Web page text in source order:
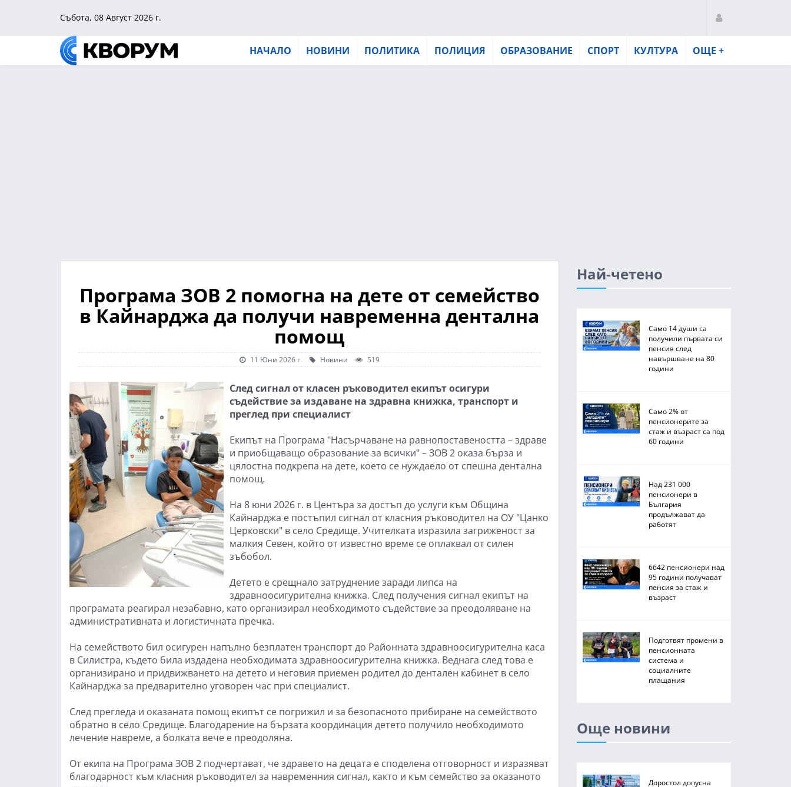
Събота, 08 Август 2026 г.
НАЧАЛО НОВИНИ ПОЛИТИКА ПОЛИЦИЯ ОБРАЗОВАНИЕ СПОРТ КУЛТУРА ОЩЕ +
Програма ЗОВ 2 помогна на дете от семейство
в Кайнарджа да получи навременна дентална
помощ
11 Юни 2026 г. Новини 519
След сигнал от класен ръководител екипът осигури
съдействие за издаване на здравна книжка, транспорт и
преглед при специалист
Екипът на Програма "Насърчаване на равнопоставеността – здраве
и приобщаващо образование за всички" – ЗОВ 2 оказа бърза и
цялостна подкрепа на дете, което се нуждаело от спешна дентална
помощ.
На 8 юни 2026 г. в Центъра за достъп до услуги към Община
Кайнарджа е постъпил сигнал от класния ръководител на ОУ "Цанко
Церковски" в село Средище. Учителката изразила загриженост за
малкия Севен, който от известно време се оплаквал от силен
зъбобол.
Детето е срещнало затруднение заради липса на
здравноосигурителна книжка. След получения сигнал екипът на
програмата реагирал незабавно, като организирал необходимото съдействие за преодоляване на
административната и логистичната пречка.
На семейството бил осигурен напълно безплатен транспорт до Районната здравноосигурителна каса
в Силистра, където била издадена необходимата здравноосигурителна книжка. Веднага след това е
организирано и придвижването на детето и неговия приемен родител до дентален кабинет в село
Кайнарджа за предварително уговорен час при специалист.
След прегледа и оказаната помощ екипът се погрижил и за безопасното прибиране на семейството
обратно в село Средище. Благодарение на бързата координация детето получило необходимото
лечение навреме, а болката вече е преодоляна.
От екипа на Програма ЗОВ 2 подчертават, че здравето на децата е споделена отговорност и изразяват
благодарност към класния ръководител за навременния сигнал, както и към семейство за оказаното
Най-четено
Само 14 души са
получили първата си
пенсия след
навършване на 80
години
Само 2% от
пенсионерите за
стаж и възраст са под
60 години
Над 231 000
пенсионери в
България
продължават да
работят
6642 пенсионери над
95 години получават
пенсия за стаж и
възраст
Подготвят промени в
пенсионната
система и
социалните
плащания
Още новини
Доростол допусна